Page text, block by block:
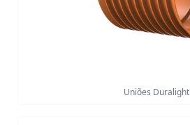
Uniões Duralight